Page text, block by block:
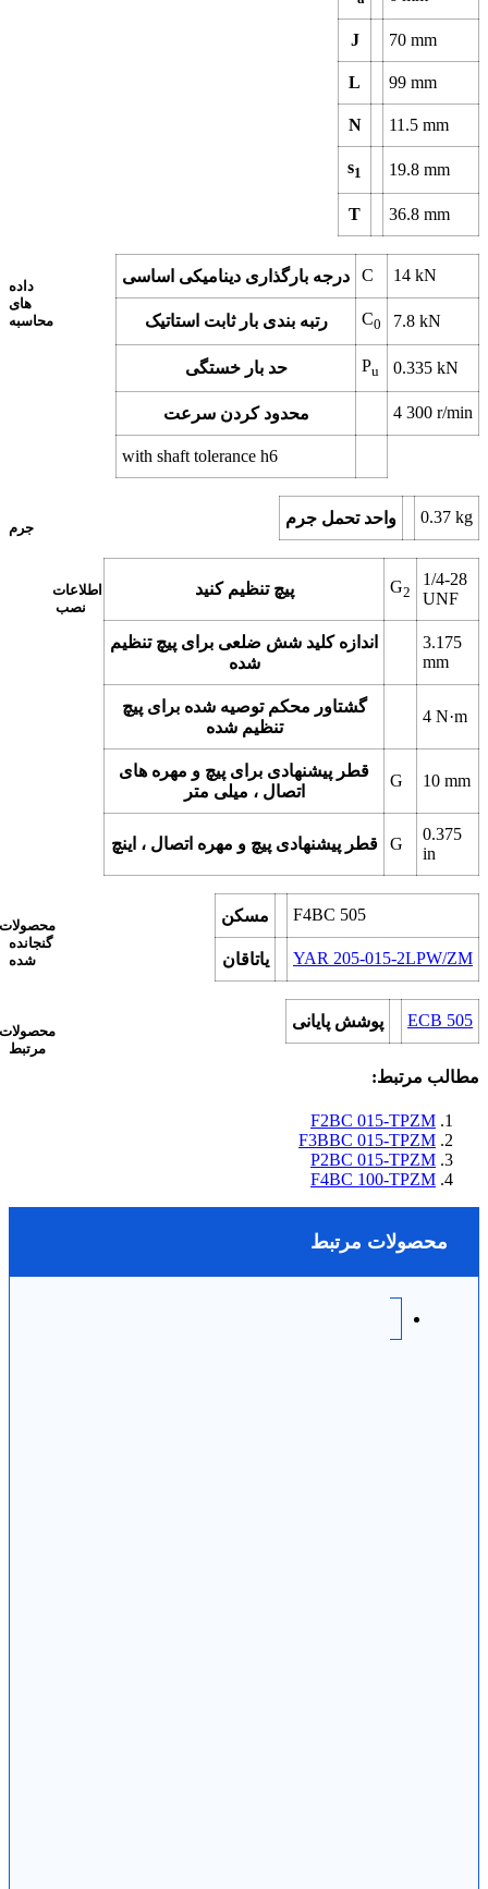
J 70 mm
L 99 mm
N 11.5 mm
s1 19.8 mm
T 36.8 mm
داده
های
محاسبه
درجه بارگذاری دینامیکی اساسی C 14 kN
رتبه بندی بار ثابت استاتیک C0 7.8 kN
حد بار خستگی Pu 0.335 kN
محدود کردن سرعت 4 300 r/min
with shaft tolerance h6
جرم
واحد تحمل جرم 0.37 kg
اطلاعات
نصب
پیچ تنظیم کنید G2
1/4-28
UNF
اندازه کلید شش ضلعی برای پیچ تنظیم
شده
3.175
mm
گشتاور محکم توصیه شده برای پیچ
تنظیم شده
4 N·m
قطر پیشنهادی برای پیچ و مهره های
اتصال ، میلی متر
G 10 mm
قطر پیشنهادی پیچ و مهره اتصال ، اینچ G
0.375
in
محصولات
گنجانده
شده
مسکن F4BC 505
یاتاقان YAR 205-015-2LPW/ZM
محصولات
مرتبط
پوشش پایانی ECB 505
مطالب مرتبط:
F2BC 015-TPZM
F3BBC 015-TPZM
P2BC 015-TPZM
F4BC 100-TPZM
محصولات مرتبط